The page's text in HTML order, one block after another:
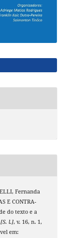
Fernanda
E CONTRA-
do texto e a
[S. l.], v. 16, n. 1,
em: